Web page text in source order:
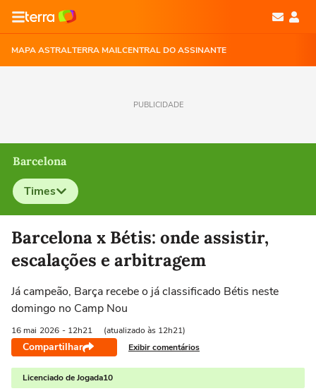
MAPA ASTRALTERRA MAILCENTRAL DO ASSINANTE
PUBLICIDADE
Barcelona
Times
Selecione o time para ver as notícias
Barcelona x Bétis: onde assistir,
escalações e arbitragem
Já campeão, Barça recebe o já classificado Bétis neste
domingo no Camp Nou
16 mai 2026 - 12h21 (atualizado às 12h21)
Compartilhar Exibir comentários
Licenciado de Jogada10